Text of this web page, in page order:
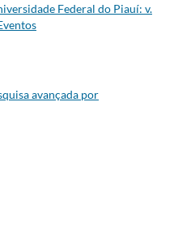
Federal do Piauí: v.
avançada por